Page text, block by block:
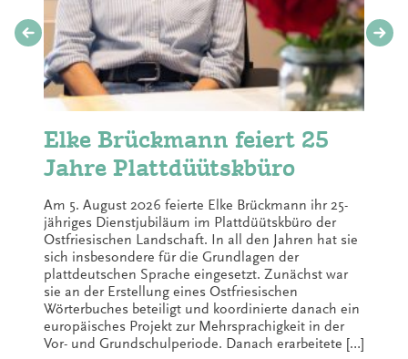
Elke Brückmann feiert 25
Jahre Plattdüütskbüro
Am 5. August 2026 feierte Elke Brückmann ihr 25-
jähriges Dienstjubiläum im Plattdüütskbüro der
Ostfriesischen Landschaft. In all den Jahren hat sie
sich insbesondere für die Grundlagen der
plattdeutschen Sprache eingesetzt. Zunächst war
sie an der Erstellung eines Ostfriesischen
Wörterbuches beteiligt und koordinierte danach ein
europäisches Projekt zur Mehrsprachigkeit in der
Vor- und Grundschulperiode. Danach erarbeitete […]